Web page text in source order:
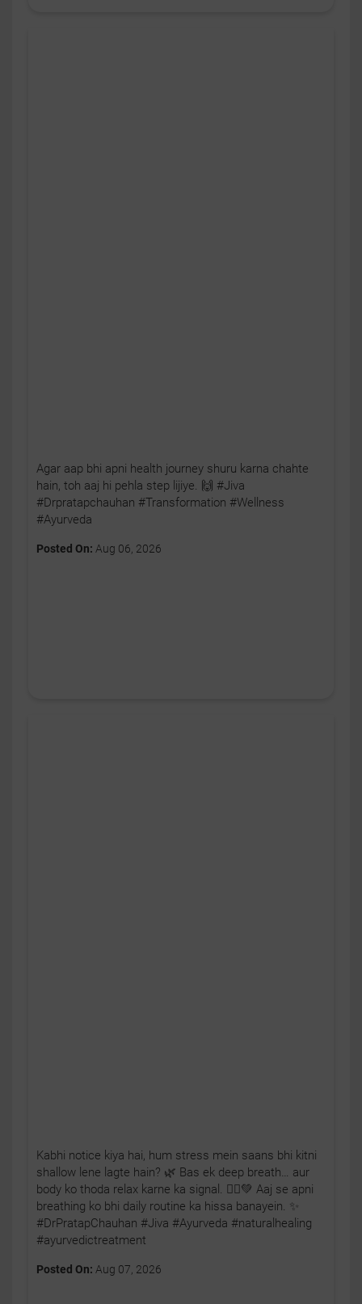
Kabhi notice kiya hai, hum stress mein saans bhi kitni
shallow lene lagte hain? 🌿 Bas ek deep breath… aur
body ko thoda relax karne ka signal. 🧘‍♂️💚 Aaj se apni
breathing ko bhi daily routine ka hissa banayein. ✨
#DrPratapChauhan #Jiva #Ayurveda #naturalhealing
#ayurvedictreatment
Posted On: Aug 07, 2026
Agar aap bhi apni health journey shuru karna chahte
hain, toh aaj hi pehla step lijiye. 🙌 #Jiva
#Drpratapchauhan #Transformation #Wellness
#Ayurveda
Posted On: Aug 06, 2026